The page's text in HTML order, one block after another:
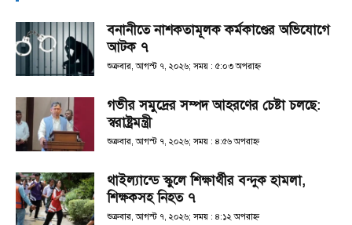
বনানীতে নাশকতামূলক কর্মকাণ্ডের অভিযোগে
আটক ৭
শুক্রবার, আগস্ট ৭, ২০২৬; সময় : ৫:০৩ অপরাহ্ণ
গভীর সমুদ্রের সম্পদ আহরণের চেষ্টা চলছে:
স্বরাষ্ট্রমন্ত্রী
শুক্রবার, আগস্ট ৭, ২০২৬; সময় : ৪:৫৬ অপরাহ্ণ
থাইল্যান্ডে স্কুলে শিক্ষার্থীর বন্দুক হামলা,
শিক্ষকসহ নিহত ৭
শুক্রবার, আগস্ট ৭, ২০২৬; সময় : ৪:১২ অপরাহ্ণ